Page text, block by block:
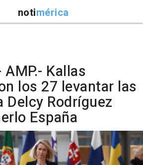
notimérica
Kallas
los 27 levantar las
Delcy Rodríguez
España